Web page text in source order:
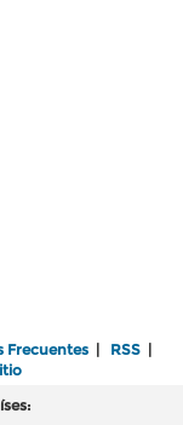
Frecuentes | RSS |